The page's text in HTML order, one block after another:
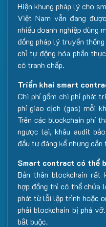
Hiện khung pháp lý cho
Việt Nam vẫn đang
nhiều doanh nghiệp dùng
đồng pháp lý truyền
chỉ tự động hóa phần
có tranh chấp.
Triển khai smart
Chi phí gồm chi phí phát
phí giao dịch (gas) mỗi
Trên các blockchain phí
ngược lại, khâu audit
đầu tư đáng kể nhưng cần
Smart contract có thể
Bản thân blockchain rất
hợp đồng thì có thể chứa
phát từ lỗi lập trình hoặc
phải blockchain bị phá
bắt buộc.